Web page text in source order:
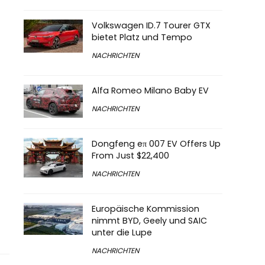
Volkswagen ID.7 Tourer GTX
bietet Platz und Tempo
NACHRICHTEN
Alfa Romeo Milano Baby EV
NACHRICHTEN
Dongfeng eπ 007 EV Offers Up
From Just $22,400
NACHRICHTEN
Europäische Kommission
nimmt BYD, Geely und SAIC
unter die Lupe
NACHRICHTEN